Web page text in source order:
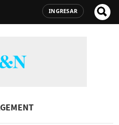
INGRESAR